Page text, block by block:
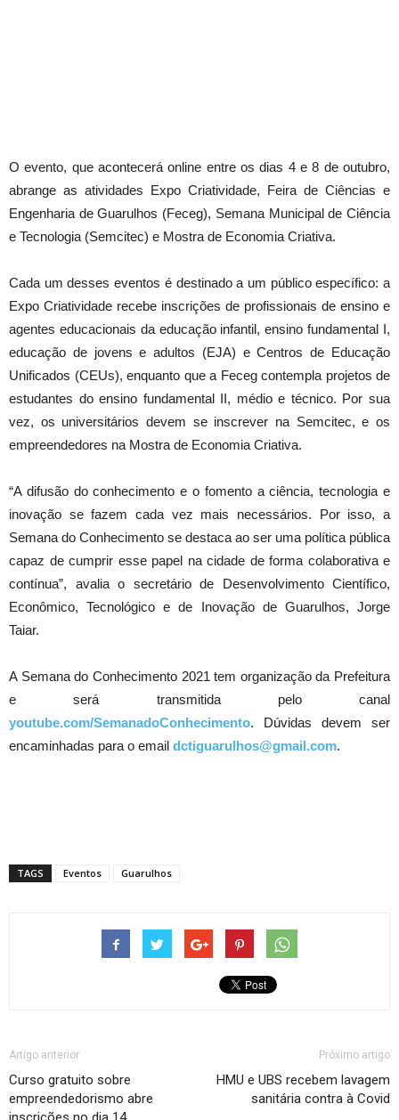
O evento, que acontecerá online entre os dias 4 e 8 de outubro,
abrange as atividades Expo Criatividade, Feira de Ciências e
Engenharia de Guarulhos (Feceg), Semana Municipal de Ciência
e Tecnologia (Semcitec) e Mostra de Economia Criativa.
Cada um desses eventos é destinado a um público específico: a
Expo Criatividade recebe inscrições de profissionais de ensino e
agentes educacionais da educação infantil, ensino fundamental I,
educação de jovens e adultos (EJA) e Centros de Educação
Unificados (CEUs), enquanto que a Feceg contempla projetos de
estudantes do ensino fundamental II, médio e técnico. Por sua
vez, os universitários devem se inscrever na Semcitec, e os
empreendedores na Mostra de Economia Criativa.
“A difusão do conhecimento e o fomento a ciência, tecnologia e
inovação se fazem cada vez mais necessários. Por isso, a
Semana do Conhecimento se destaca ao ser uma política pública
capaz de cumprir esse papel na cidade de forma colaborativa e
contínua”, avalia o secretário de Desenvolvimento Científico,
Econômico, Tecnológico e de Inovação de Guarulhos, Jorge
Taiar.
A Semana do Conhecimento 2021 tem organização da Prefeitura
e será transmitida pelo canal
youtube.com/SemanadoConhecimento. Dúvidas devem ser
encaminhadas para o email dctiguarulhos@gmail.com.
TAGS Eventos Guarulhos
Artigo anterior
Curso gratuito sobre
empreendedorismo abre
Próximo artigo
HMU e UBS recebem lavagem
sanitária contra à Covid